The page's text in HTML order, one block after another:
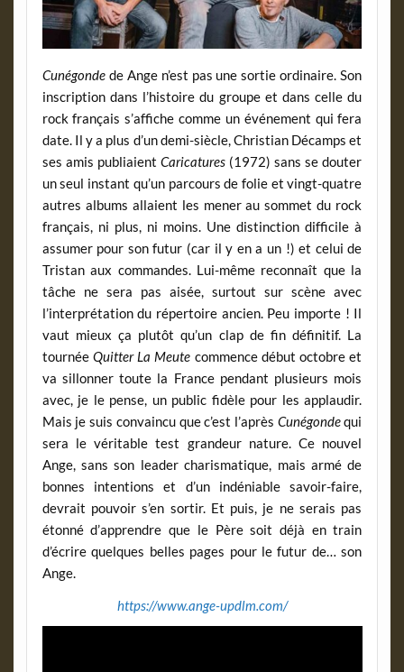
Cunégondede Ange n’est pas une sortie ordinaire. Son
inscription dans l’histoire du groupe et dans celle du
rock français s’affiche comme un événement qui fera
date. Il y a plus d’un demi-siècle, Christian Décamps et
ses amis publiaient Caricatures(1972) sans se douter
un seul instant qu’un parcours de folie et vingt-quatre
autres albums allaient les mener au sommet du rock
français, ni plus, ni moins. Une distinction difficile à
assumer pour son futur (car il y en a un !) et celui de
Tristan aux commandes. Lui-même reconnaît que la
tâche ne sera pas aisée, surtout sur scène avec
l’interprétation du répertoire ancien. Peu importe ! Il
vaut mieux ça plutôt qu’un clap de fin définitif. La
tournée Quitter La Meute commence début octobre et
va sillonner toute la France pendant plusieurs mois
avec, je le pense, un public fidèle pour les applaudir.
Mais je suis convaincu que c’est l’après Cunégondequi
sera le véritable test grandeur nature. Ce nouvel
Ange, sans son leader charismatique, mais armé de
bonnes intentions et d’un indéniable savoir-faire,
devrait pouvoir s’en sortir. Et puis, je ne serais pas
étonné d’apprendre que le Père soit déjà en train
d’écrire quelques belles pages pour le futur de… son
Ange.
https://www.ange-updlm.com/